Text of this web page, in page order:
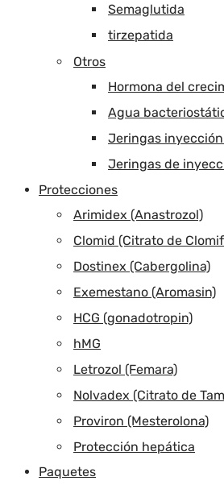
Semaglutida
tirzepatida
Otros
Hormona del
Agua
Jeringas
Jeringas de
Protecciones
Arimidex (Anastrozol)
Clomid (Citrato de
Dostinex (Cabergolina)
Exemestano (Aromasin)
HCG (gonadotropin)
hMG
Letrozol (Femara)
Nolvadex (Citrato de
Proviron (Mesterolona)
Protección hepática
Paquetes